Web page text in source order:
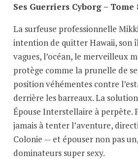
Ses Guerriers Cyborg – Tome
La surfeuse professionnelle
intention de quitter Hawaii, son
vagues, l’océan, le merveilleux
protège comme la prunelle de
position véhémentes contre
derrière les barreaux. La
Épouse Interstellaire à perpète.
jamais à tenter l’aventure,
Colonie — et épouser non pas
dominateurs super sexy.